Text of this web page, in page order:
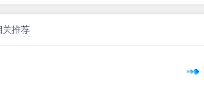
关推荐